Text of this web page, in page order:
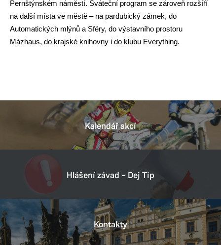
Pernštýnském náměstí. Sváteční program se zároveň rozšíří
na další místa ve městě – na pardubický zámek, do
Automatických mlýnů a Sféry, do výstavního prostoru
Mázhaus, do krajské knihovny i do klubu Everything.
Kalendář akcí
Hlášení závad – Dej Tip
Kontakty